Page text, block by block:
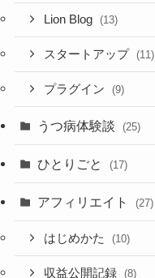
Lion Blog (13)
スタートアップ (11)
プラグイン (9)
うつ病体験談 (25)
ひとりごと (17)
アフィリエイト (27)
はじめかた (10)
収益公開記録 (8)